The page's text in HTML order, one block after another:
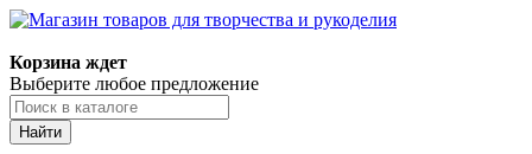
Корзина ждет
Выберите любое предложение
Найти